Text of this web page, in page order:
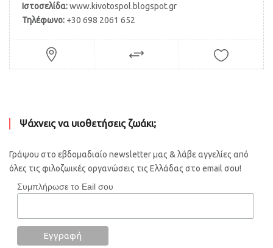
Ιστοσελίδα:www.kivotospol.blogspot.gr
Τηλέφωνο: +30 698 2061 652
Ψάχνεις να υιοθετήσεις ζωάκι;
Γράψου στο εβδομαδιαίο newsletter μας & λάβε αγγελίες από
όλες τις φιλοζωικές οργανώσεις τις Ελλάδας στο email σου!
Συμπλήρωσε το Eail σου